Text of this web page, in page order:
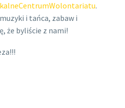
.
i tańca, zabaw i
że byliście z nami!